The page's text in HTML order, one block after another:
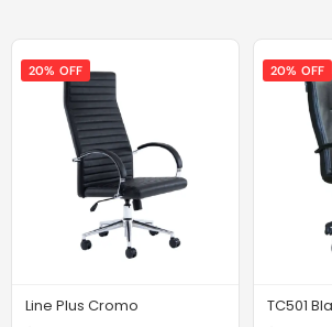
20% OFF
Line Plus Cromo
20% OFF
TC501